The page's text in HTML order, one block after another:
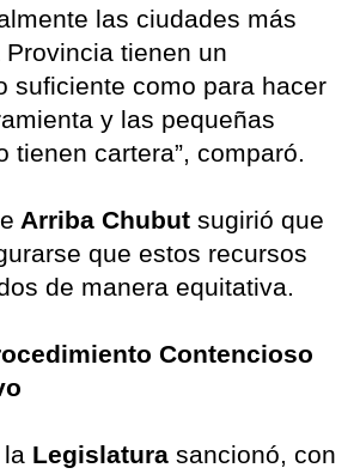
las ciudades más
tienen un
suficiente como para hacer
y las pequeñas
tienen cartera”, comparó.
Arriba Chubut sugirió que
que estos recursos
de manera equitativa.
Contencioso
Legislatura sancionó, con